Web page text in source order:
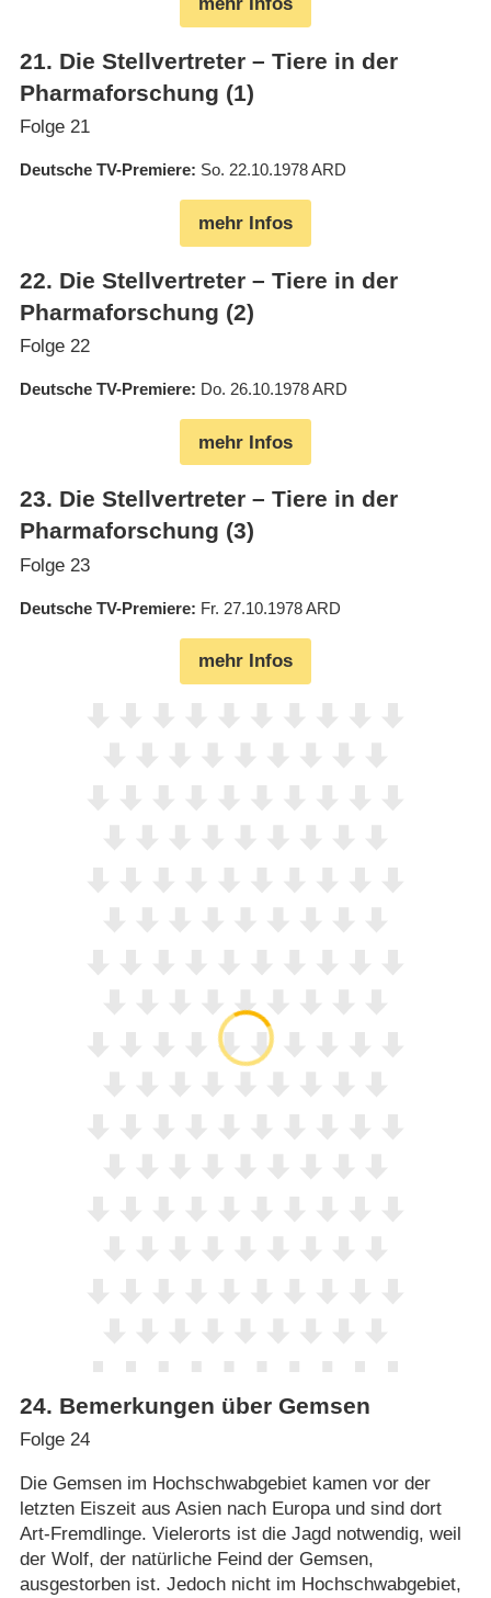
21. Die Stellvertreter – Tiere in der
Pharmaforschung (1)
Folge 21
Deutsche TV-Premiere So. 22.10.1978ARD
mehr Infos
22. Die Stellvertreter – Tiere in der
Pharmaforschung (2)
Folge 22
Deutsche TV-Premiere Do. 26.10.1978ARD
mehr Infos
23. Die Stellvertreter – Tiere in der
Pharmaforschung (3)
Folge 23
Deutsche TV-Premiere Fr. 27.10.1978ARD
mehr Infos
24. Bemerkungen über Gemsen
Folge 24
Die Gemsen im Hochschwabgebiet kamen vor der
letzten Eiszeit aus Asien nach Europa und sind dort
Art-Fremdlinge. Vielerorts ist die Jagd notwendig, weil
der Wolf, der natürliche Feind der Gemsen,
ausgestorben ist. Jedoch nicht im Hochschwabgebiet,